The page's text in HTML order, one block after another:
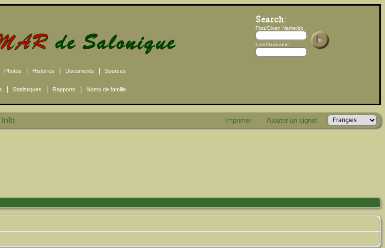
Photos Histoires Documents Sources
Statistiques Rapports Noms de famille
First/Given Name(s):
Last/Surname:
Info Imprimer Ajouter un signet